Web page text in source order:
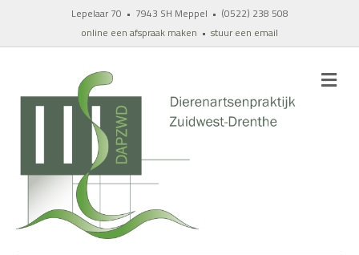
Lepelaar 70 • 7943 SH Meppel • (0522) 238 508
online een afspraak maken • stuur een email
M
E